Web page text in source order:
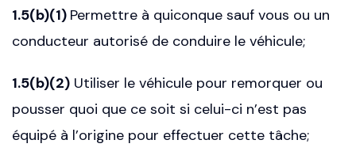
1.5(b)(1) Permettre à quiconque sauf vous ou un
conducteur autorisé de conduire le véhicule;
1.5(b)(2) Utiliser le véhicule pour remorquer ou
pousser quoi que ce soit si celui-ci n’est pas
équipé à l’origine pour effectuer cette tâche;